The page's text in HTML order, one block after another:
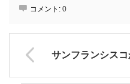
コメント: 0
サンフランシス